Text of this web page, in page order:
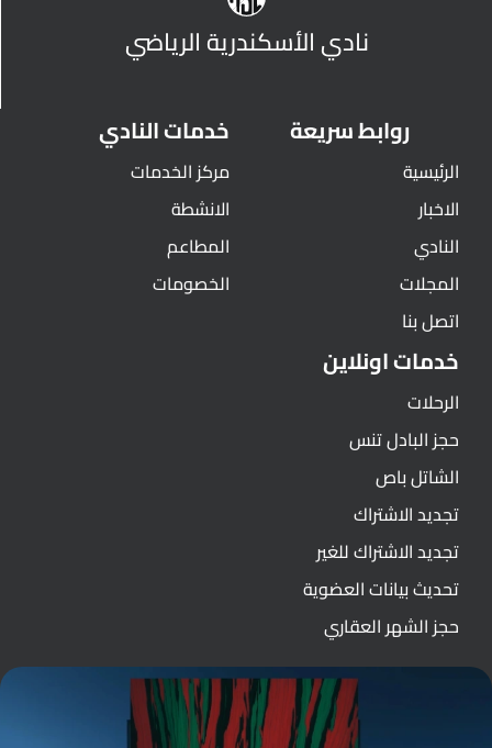
نادي الأسكندرية الرياضي
روابط سريعة
الرئيسية
الاخبار
النادي
المجلات
اتصل بنا
خدمات النادي
مركز الخدمات
الانشطة
المطاعم
الخصومات
خدمات اونلاين
الرحلات
حجز البادل تنس
الشاتل باص
تجديد الاشتراك
تجديد الاشتراك للغير
تحديث بيانات العضوية
حجز الشهر العقاري